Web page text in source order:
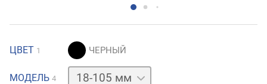
ЦВЕТ 1
МОДЕЛЬ 4
18-